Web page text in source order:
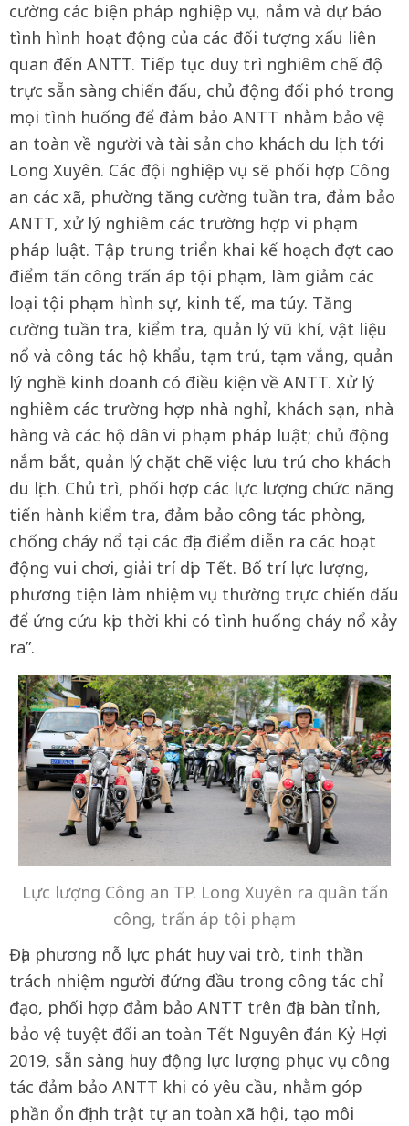
cường các biện pháp nghiệp vụ, nắm và dự báo
tình hình hoạt động của các đối tượng xấu liên
quan đến ANTT. Tiếp tục duy trì nghiêm chế độ
trực sẵn sàng chiến đấu, chủ động đối phó trong
mọi tình huống để đảm bảo ANTT nhằm bảo vệ
an toàn về người và tài sản cho khách du lịch tới
Long Xuyên. Các đội nghiệp vụ sẽ phối hợp Công
an các xã, phường tăng cường tuần tra, đảm bảo
ANTT, xử lý nghiêm các trường hợp vi phạm
pháp luật. Tập trung triển khai kế hoạch đợt cao
điểm tấn công trấn áp tội phạm, làm giảm các
loại tội phạm hình sự, kinh tế, ma túy. Tăng
cường tuần tra, kiểm tra, quản lý vũ khí, vật liệu
nổ và công tác hộ khẩu, tạm trú, tạm vắng, quản
lý nghề kinh doanh có điều kiện về ANTT. Xử lý
nghiêm các trường hợp nhà nghỉ, khách sạn, nhà
hàng và các hộ dân vi phạm pháp luật; chủ động
nắm bắt, quản lý chặt chẽ việc lưu trú cho khách
du lịch. Chủ trì, phối hợp các lực lượng chức năng
tiến hành kiểm tra, đảm bảo công tác phòng,
chống cháy nổ tại các địa điểm diễn ra các hoạt
động vui chơi, giải trí dịp Tết. Bố trí lực lượng,
phương tiện làm nhiệm vụ thường trực chiến đấu
để ứng cứu kịp thời khi có tình huống cháy nổ xảy
ra”.
Lực lượng Công an TP. Long Xuyên ra quân tấn
công, trấn áp tội phạm
Địa phương nỗ lực phát huy vai trò, tinh thần
trách nhiệm người đứng đầu trong công tác chỉ
đạo, phối hợp đảm bảo ANTT trên địa bàn tỉnh,
bảo vệ tuyệt đối an toàn Tết Nguyên đán Kỷ Hợi
2019, sẵn sàng huy động lực lượng phục vụ công
tác đảm bảo ANTT khi có yêu cầu, nhằm góp
phần ổn định trật tự an toàn xã hội, tạo môi